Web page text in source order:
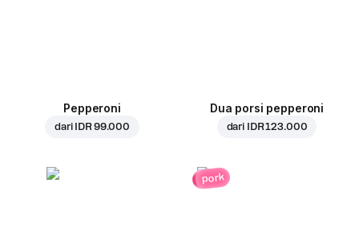
Pepperoni
dari IDR 99.000
Dua porsi pepperoni
dari IDR 123.000
pork